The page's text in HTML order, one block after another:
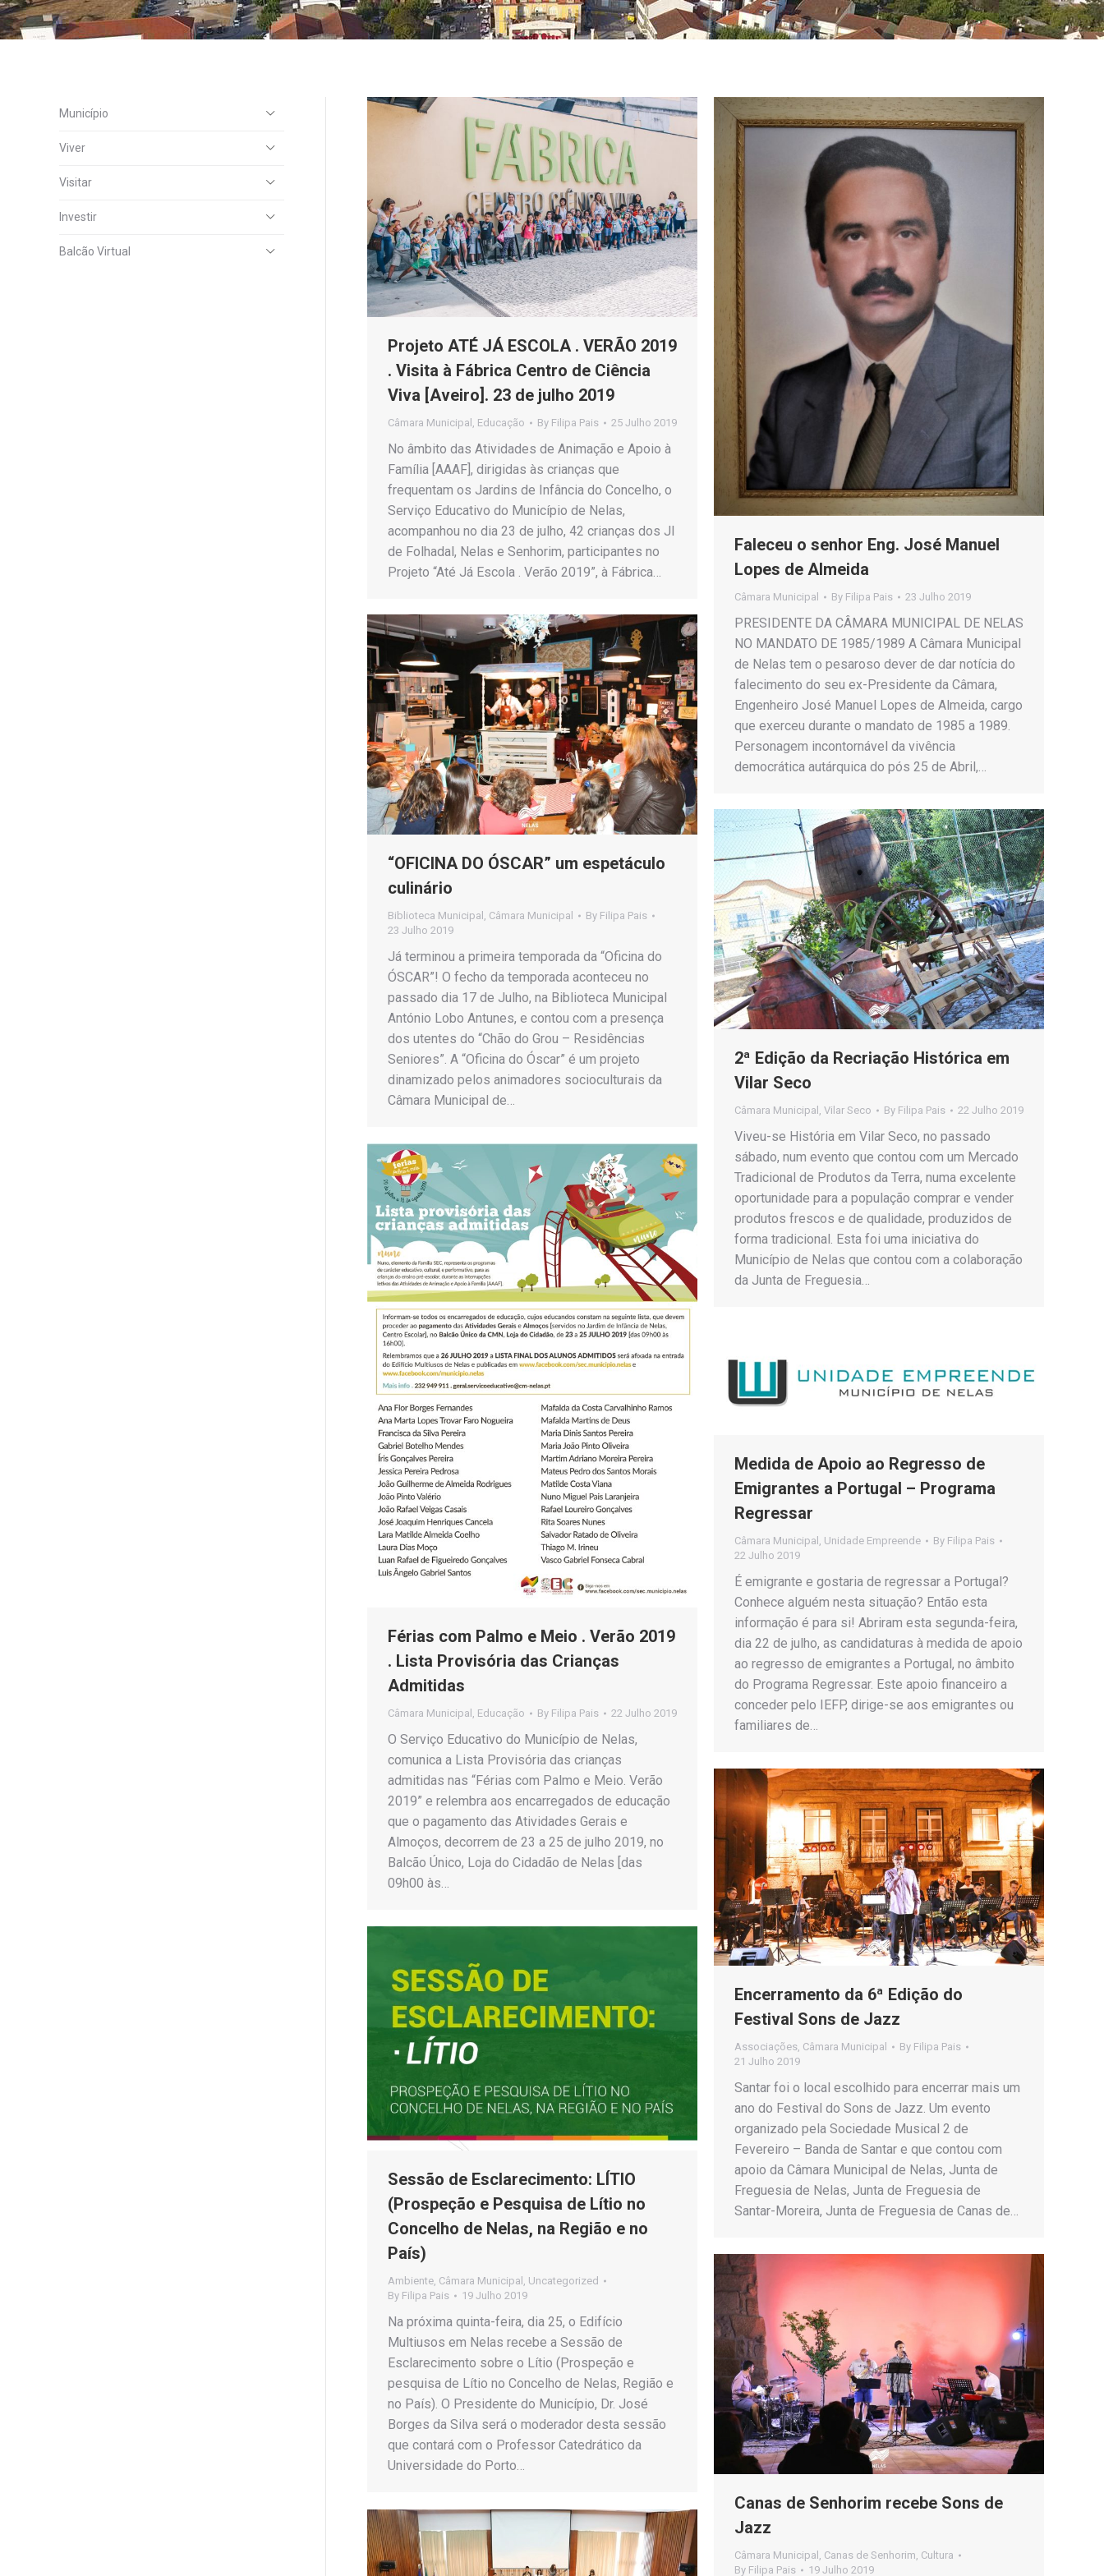
Projeto ATÉ JÁ ESCOLA . VERÃO 2019
. Visita à Fábrica Centro de Ciência
Viva [Aveiro]. 23 de julho 2019
Câmara Municipal Educação By Filipa Pais 25 Julho 2019
No âmbito das Atividades de Animação e Apoio à
Família [AAAF], dirigidas às crianças que
frequentam os Jardins de Infância do Concelho, o
Serviço Educativo do Município de Nelas,
acompanhou no dia 23 de julho, 42 crianças dos JI
de Folhadal, Nelas e Senhorim, participantes no
Projeto “Até Já Escola . Verão 2019”, à Fábrica…
Faleceu o senhor Eng. José Manuel
Lopes de Almeida
Câmara Municipal By Filipa Pais 23 Julho 2019
PRESIDENTE DA CÂMARA MUNICIPAL DE NELAS
NO MANDATO DE 1985/1989 A Câmara Municipal
de Nelas tem o pesaroso dever de dar notícia do
falecimento do seu ex-Presidente da Câmara,
Engenheiro José Manuel Lopes de Almeida, cargo
que exerceu durante o mandato de 1985 a 1989.
Personagem incontornável da vivência
democrática autárquica do pós 25 de Abril,…
“OFICINA DO ÓSCAR” um espetáculo
culinário
Biblioteca Municipal Câmara Municipal By Filipa Pais
23 Julho 2019
Já terminou a primeira temporada da “Oficina do
ÓSCAR”! O fecho da temporada aconteceu no
passado dia 17 de Julho, na Biblioteca Municipal
António Lobo Antunes, e contou com a presença
dos utentes do “Chão do Grou – Residências
Seniores”. A “Oficina do Óscar” é um projeto
dinamizado pelos animadores socioculturais da
Câmara Municipal de…
2ª Edição da Recriação Histórica em
Vilar Seco
Câmara Municipal Vilar Seco By Filipa Pais 22 Julho 2019
Viveu-se História em Vilar Seco, no passado
sábado, num evento que contou com um Mercado
Tradicional de Produtos da Terra, numa excelente
oportunidade para a população comprar e vender
produtos frescos e de qualidade, produzidos de
forma tradicional. Esta foi uma iniciativa do
Município de Nelas que contou com a colaboração
da Junta de Freguesia…
Férias com Palmo e Meio . Verão 2019
. Lista Provisória das Crianças
Admitidas
Câmara Municipal , Educação By Filipa Pais 22 Julho 2019
O Serviço Educativo do Município de Nelas,
comunica a Lista Provisória das crianças
admitidas nas “Férias com Palmo e Meio. Verão
2019” e relembra aos encarregados de educação
que o pagamento das Atividades Gerais e
Almoços, decorrem de 23 a 25 de julho 2019, no
Balcão Único, Loja do Cidadão de Nelas [das
09h00 às…
Medida de Apoio ao Regresso de
Emigrantes a Portugal – Programa
Regressar
Câmara Municipal Unidade Empreende By Filipa Pais
22 Julho 2019
É emigrante e gostaria de regressar a Portugal?
Conhece alguém nesta situação? Então esta
informação é para si! Abriram esta segunda-feira,
dia 22 de julho, as candidaturas à medida de apoio
ao regresso de emigrantes a Portugal, no âmbito
do Programa Regressar. Este apoio financeiro a
conceder pelo IEFP, dirige-se aos emigrantes ou
familiares de…
Encerramento da 6ª Edição do
Festival Sons de Jazz
Associações Câmara Municipal By Filipa Pais
21 Julho 2019
Santar foi o local escolhido para encerrar mais um
ano do Festival do Sons de Jazz. Um evento
organizado pela Sociedade Musical 2 de
Fevereiro – Banda de Santar e que contou com
apoio da Câmara Municipal de Nelas, Junta de
Freguesia de Nelas, Junta de Freguesia de
Santar-Moreira, Junta de Freguesia de Canas de…
Sessão de Esclarecimento: LÍTIO
(Prospeção e Pesquisa de Lítio no
Concelho de Nelas, na Região e no
País)
Ambiente, Câmara Municipal , Uncategorized
By Filipa Pais 19 Julho 2019
Na próxima quinta-feira, dia 25, o Edifício
Multiusos em Nelas recebe a Sessão de
Esclarecimento sobre o Lítio (Prospeção e
pesquisa de Lítio no Concelho de Nelas, Região e
no País). O Presidente do Município, Dr. José
Borges da Silva será o moderador desta sessão
que contará com o Professor Catedrático da
Universidade do Porto…
Canas de Senhorim recebe Sons de
Jazz
Câmara Municipal Canas de Senhorim Cultura
By Filipa Pais 19 Julho 2019
Município
Viver
Visitar
Investir
Balcão Virtual